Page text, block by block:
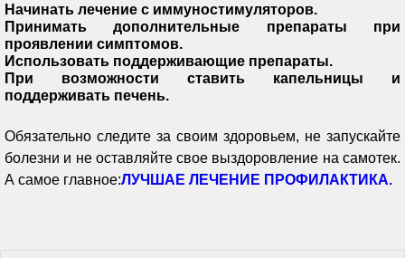
Начинать лечение с иммуностимуляторов.
Принимать дополнительные препараты при
проявлении симптомов.
Использовать поддерживающие препараты.
При возможности ставить капельницы и
поддерживать печень.
Обязательно следите за своим здоровьем, не запускайте
болезни и не оставляйте свое выздоровление на самотек.
А самое главное:ЛУЧШАЕ ЛЕЧЕНИЕ ПРОФИЛАКТИКА.